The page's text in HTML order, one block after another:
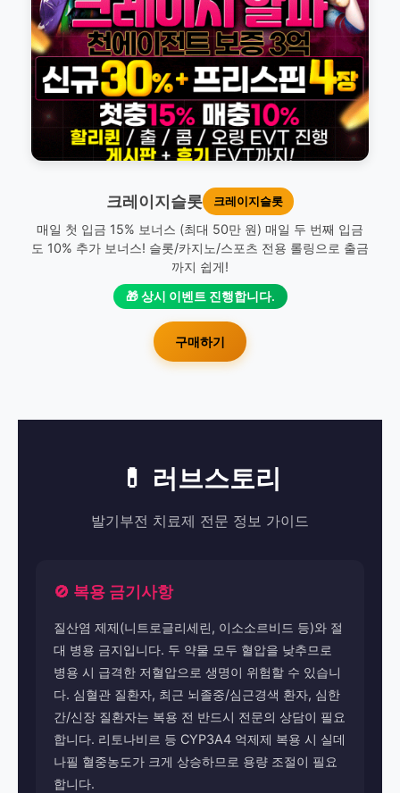
크레이지슬롯 크레이지슬롯
매일 첫 입금 15% 보너스 (최대 50만 원) 매일 두 번째 입금
도 10% 추가 보너스! 슬롯/카지노/스포츠 전용 롤링으로 출금
까지 쉽게!
🎁 상시 이벤트 진행합니다.
구매하기
💊 러브스토리
발기부전 치료제 전문 정보 가이드
🚫 복용 금기사항
질산염 제제(니트로글리세린, 이소소르비드 등)와 절
대 병용 금지입니다. 두 약물 모두 혈압을 낮추므로
병용 시 급격한 저혈압으로 생명이 위험할 수 있습니
다. 심혈관 질환자, 최근 뇌졸중/심근경색 환자, 심한
간/신장 질환자는 복용 전 반드시 전문의 상담이 필요
합니다. 리토나비르 등 CYP3A4 억제제 복용 시 실데
나필 혈중농도가 크게 상승하므로 용량 조절이 필요
합니다.